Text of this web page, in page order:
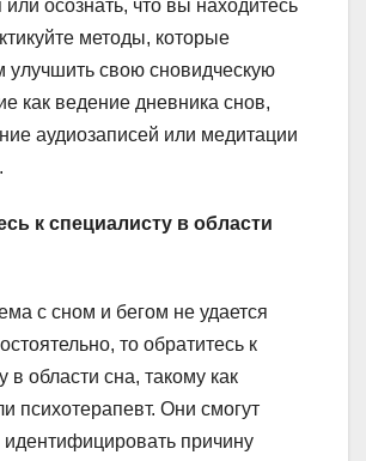
осознать, что вы находитесь
методы, которые
улучшить свою сновидческую
как ведение дневника снов,
аудиозаписей или медитации
к специалисту в области
с сном и бегом не удается
то обратитесь к
в области сна, такому как
психотерапевт. Они смогут
причину